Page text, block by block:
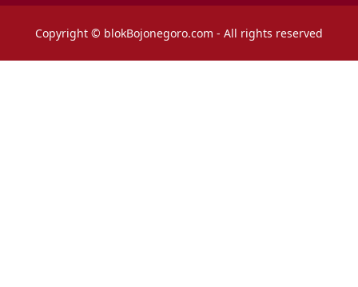
Copyright © blokBojonegoro.com - All rights reserved